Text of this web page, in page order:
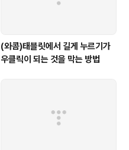
(와콤)태블릿에서 길게 누르기가
우클릭이 되는 것을 막는 방법